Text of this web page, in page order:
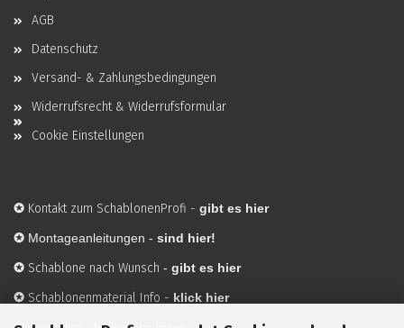
AGB
Datenschutz
Versand- & Zahlungsbedingungen
Widerrufsrecht & Widerrufsformular
Cookie Einstellungen
✪ Kontakt zum SchablonenProfi - gibt es hier
✪ Montageanleitungen - sind hier!
✪ Schablone nach Wunsch - gibt es hier
✪ Schablonenmaterial Info - klick hier